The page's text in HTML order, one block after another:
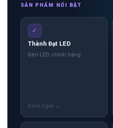
SẢN PHẨM NỔI BẬT
✓
Thành Đạt LED
Đèn LED chính hãng